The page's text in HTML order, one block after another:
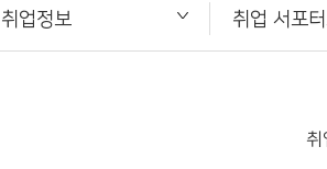
취업정보
취업상담
프로그램
채용공고
취업정보
ST커리어멘토링
취업진로본부
취업 서포
공지사항
대외활동
청년정책
취업 서포터
보도자료
취